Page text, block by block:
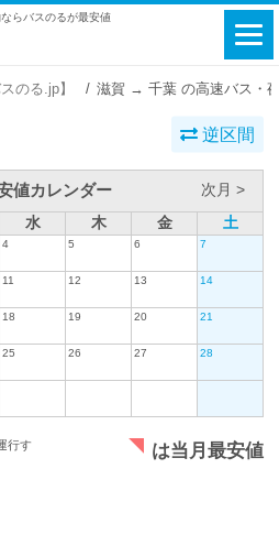
らバスのるが最安値
のる.jp】 滋賀 → 千葉 の高速バス・
逆区間
値カレンダー
次月 >
水 木 金 土
4 5 6 7
11 12 13 14
18 19 20 21
25 26 27 28
行す
は当月最安値